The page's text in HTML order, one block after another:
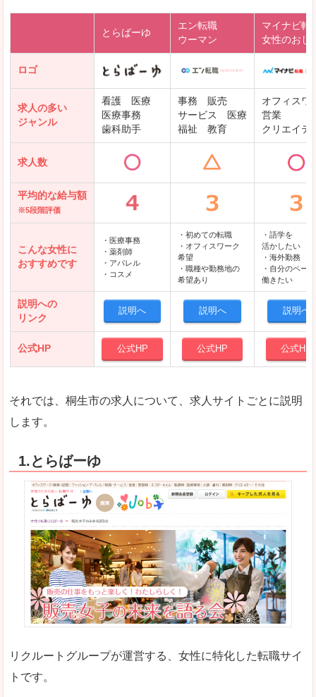
とらばーゆ
エン転職
ウーマン
マイナビ転
女性のおし
ロゴ
求人の多い
ジャンル
看護 医療
医療事務
歯科助手
事務 販売
サービス 医療
福祉 教育
オフィスワ
営業
クリエイテ
求人数
平均的な給与額
※5段階評価
こんな女性に
おすすめです
・医療事務
・薬剤師
・アパレル
・コスメ
・初めての転職
・オフィスワーク
希望
・職種や勤務地の
希望あり
・語学を
活かしたい
・海外勤務
・自分のペー
働きたい
説明への
リンク
説明へ 説明へ 説明へ
公式HP 公式HP 公式HP 公式HP
それでは、桐生市の求人について、求人サイトごとに説明
します。
1.とらばーゆ
リクルートグループが運営する、女性に特化した転職サイ
トです。